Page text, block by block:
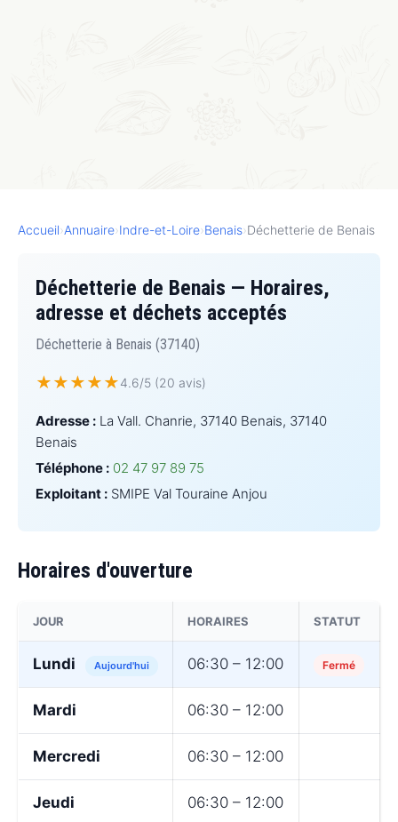
Accueil›Annuaire›Indre-et-Loire›Benais›Déchetterie de Benais
Déchetterie de Benais — Horaires,
adresse et déchets acceptés
Déchetterie à Benais (37140)
★★★★★4.6/5 (20 avis)
Adresse : La Vall. Chanrie, 37140 Benais, 37140
Benais
Téléphone : 02 47 97 89 75
Exploitant : SMIPE Val Touraine Anjou
Horaires d'ouverture
JOUR HORAIRES STATUT
Lundi Aujourd'hui 06:30 – 12:00 Fermé
Mardi 06:30 – 12:00
Mercredi 06:30 – 12:00
Jeudi 06:30 – 12:00